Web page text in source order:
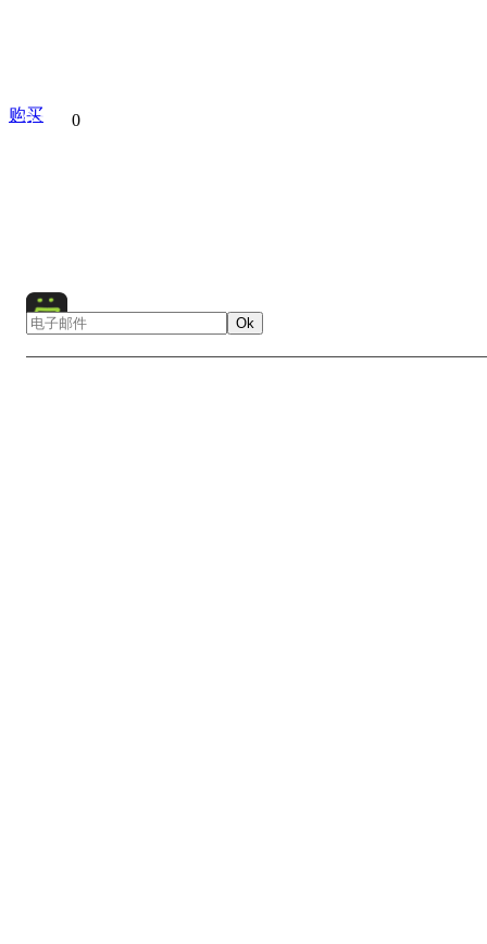
分享到 0
购买
Ok